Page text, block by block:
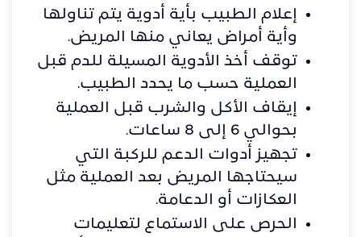
إعلام الطبيب بأية أدوية يتم تناولها
وأية أمراض يعاني منها المريض.
توقف أخذ الأدوية المسيلة للدم قبل
العملية حسب ما يحدد الطبيب.
إيقاف الأكل والشرب قبل العملية
بحوالي 6 إلى 8 ساعات.
تجهيز أدوات الدعم للركبة التي
سيحتاجها المريض بعد العملية مثل
العكازات أو الدعامة.
الحرص على الاستماع لتعليمات